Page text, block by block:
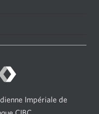
Impériale de